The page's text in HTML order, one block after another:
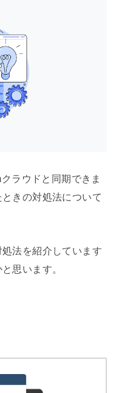
ラウドと同期できま
きの対処法について
法を紹介しています
思います。